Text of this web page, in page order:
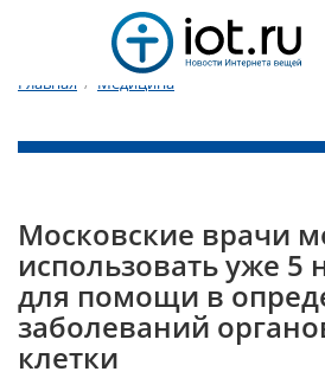
Главная / Медицина
Московские врачи
использовать уже 5
для помощи в
заболеваний
клетки